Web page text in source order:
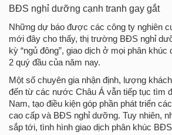
BĐS nghỉ dưỡng cạnh tranh gay gắt
Những dự báo được các công ty nghiên
mới đây cho thấy, thị trường BĐS nghỉ
kỳ “ngủ đông”, giao dịch ở mọi phân khúc
2 quý đầu của năm nay.
Một số chuyên gia nhận định, lượng
đến từ các nước Châu Á vẫn tiếp tục tìm
Nam, tạo điều kiện góp phần phát triển
cao cấp và BĐS nghỉ dưỡng. Tuy nhiên,
sắp tới, tình hình giao dịch phân khúc